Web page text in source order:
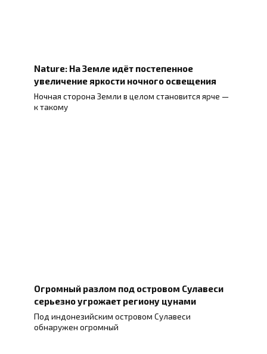
Nature: На Земле идёт постепенное
увеличение яркости ночного освещения
Ночная сторона Земли в целом становится ярче —
к такому
Огромный разлом под островом Сулавеси
серьезно угрожает региону цунами
Под индонезийским островом Сулавеси
обнаружен огромный